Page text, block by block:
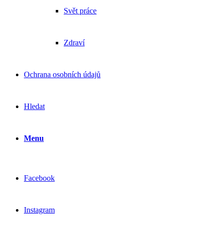
Svět práce
Zdraví
Ochrana osobních údajů
Hledat
Menu
Facebook
Instagram